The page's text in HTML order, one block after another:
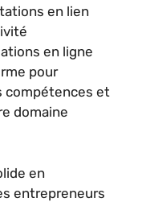
en lien
en ligne
pour
compétences et
domaine
en
entrepreneurs